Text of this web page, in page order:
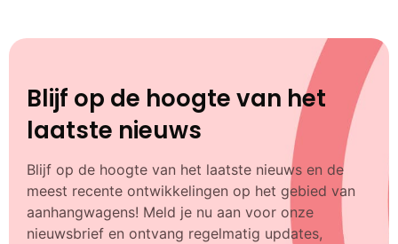
Blijf op de hoogte van het
laatste nieuws
Blijf op de hoogte van het laatste nieuws en de
meest recente ontwikkelingen op het gebied van
aanhangwagens! Meld je nu aan voor onze
nieuwsbrief en ontvang regelmatig updates,